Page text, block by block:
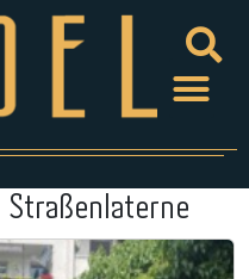
Straßenlaterne